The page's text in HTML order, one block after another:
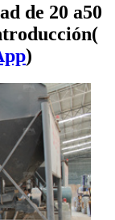
de 20 a50
)